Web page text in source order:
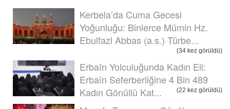
Kerbela’da Cuma Gecesi
Yoğunluğu: Binlerce Mümin Hz.
Ebulfazl Abbas (a.s.) Türbe...
(34 kez görüldü)
Erbaîn Yolculuğunda Kadın Eli:
Erbaîn Seferberliğine 4 Bin 489
Kadın Gönüllü Kat...
(22 kez görüldü)